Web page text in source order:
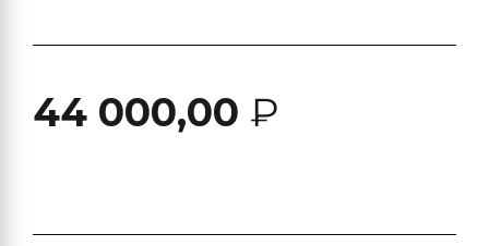
44 000,00 ₽